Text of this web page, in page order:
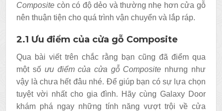
Composite còn có độ dẻo và thường nhẹ hơn cửa gỗ
nên thuận tiện cho quá trình vận chuyển và lắp ráp.
2.1 Ưu điểm của cửa gỗ Composite
Qua bài viết trên chắc rằng bạn cũng đã điểm qua
một số ưu điểm của cửa gỗ Composite nhưng như
vậy là chưa hết đâu nhé. Để giúp bạn có sự lựa chọn
tuyệt vời nhất cho gia đình. Hãy cùng Galaxy Door
khám phá ngay những tính năng vượt trội về cửa